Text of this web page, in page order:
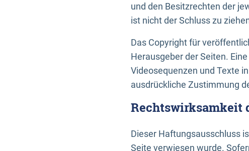
und den Besitzrechten der
ist nicht der Schluss zu
Das Copyright für
Herausgeber der Seiten.
Videosequenzen und Texte
ausdrückliche Zustimmung
Rechtswirksamkeit
Dieser Haftungsausschluss
Seite verwiesen wurde.